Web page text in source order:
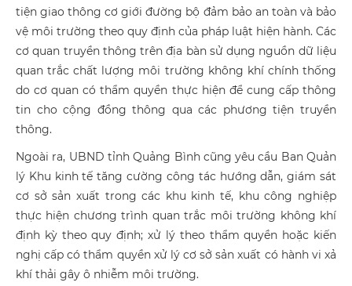
tiện giao thông cơ giới đường bộ đảm bảo an toàn và bảo
vệ môi trường theo quy định của pháp luật hiện hành. Các
cơ quan truyền thông trên địa bàn sử dụng nguồn dữ liệu
quan trắc chất lượng môi trường không khí chính thống
do cơ quan có thẩm quyền thực hiện để cung cấp thông
tin cho cộng đồng thông qua các phương tiện truyền
thông.
Ngoài ra, UBND tỉnh Quảng Bình cũng yêu cầu Ban Quản
lý Khu kinh tế tăng cường công tác hướng dẫn, giám sát
cơ sở sản xuất trong các khu kinh tế, khu công nghiệp
thực hiện chương trình quan trắc môi trường không khí
định kỳ theo quy định; xử lý theo thẩm quyền hoặc kiến
nghị cấp có thẩm quyền xử lý cơ sở sản xuất có hành vi xả
khí thải gây ô nhiễm môi trường.